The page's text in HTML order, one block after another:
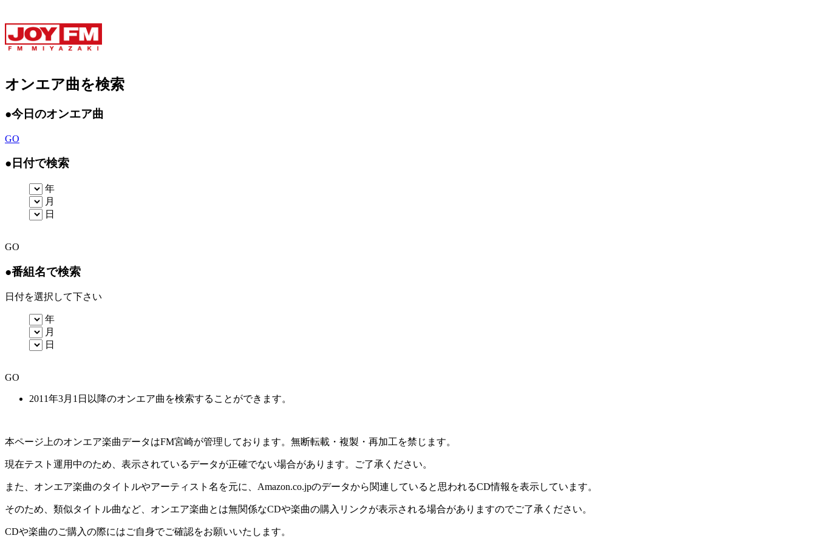
オンエア曲を検索
●今日のオンエア曲
GO
● 日付で検索
年
月
日
GO
●番組名で検索
日付を選択して下さい
年
月
日
GO
2011年3月1日以降のオンエア曲を検索することができます。
本ページ上のオンエア楽曲データはFM宮崎が管理しております。無断転載・複製・再加工を禁じます。
現在テスト運用中のため、表示されているデータが正確でない場合があります。ご了承ください。
また、オンエア楽曲のタイトルやアーティスト名を元に、Amazon.co.jpのデータから関連していると思われるCD情報を表示しています。
そのため、類似タイトル曲など、オンエア楽曲とは無関係なCDや楽曲の購入リンクが表示される場合がありますのでご了承ください。
CDや楽曲のご購入の際にはご自身でご確認をお願いいたします。